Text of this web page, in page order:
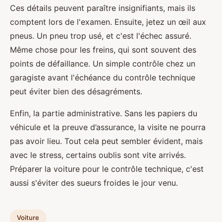
Ces détails peuvent paraître insignifiants, mais ils
comptent lors de l'examen. Ensuite, jetez un œil aux
pneus. Un pneu trop usé, et c'est l'échec assuré.
Même chose pour les freins, qui sont souvent des
points de défaillance. Un simple contrôle chez un
garagiste avant l'échéance du contrôle technique
peut éviter bien des désagréments.
Enfin, la partie administrative. Sans les papiers du
véhicule et la preuve d’assurance, la visite ne pourra
pas avoir lieu. Tout cela peut sembler évident, mais
avec le stress, certains oublis sont vite arrivés.
Préparer la voiture pour le contrôle technique, c'est
aussi s'éviter des sueurs froides le jour venu.
Voiture